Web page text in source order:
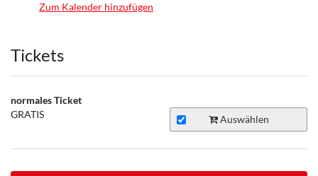
Zum Kalender hinzufügen
Produkte
Tickets
normales Ticket
GRATIS
Auswählen